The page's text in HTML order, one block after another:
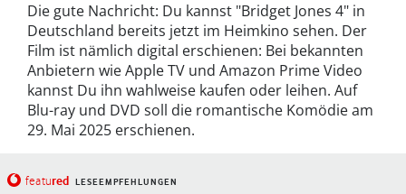
Die gute Nachricht: Du kannst "Bridget Jones 4" in
Deutschland bereits jetzt im Heimkino sehen. Der
Film ist nämlich digital erschienen: Bei bekannten
Anbietern wie Apple TV und Amazon Prime Video
kannst Du ihn wahlweise kaufen oder leihen. Auf
Blu-ray und DVD soll die romantische Komödie am
29. Mai 2025 erschienen.
featured LESEEMPFEHLUNGEN